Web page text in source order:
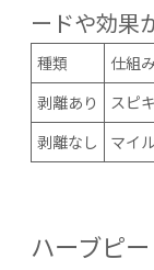
ードや効果
種類 仕組
剥離あり
スピ
剥離なし
マイ
ハーブピ